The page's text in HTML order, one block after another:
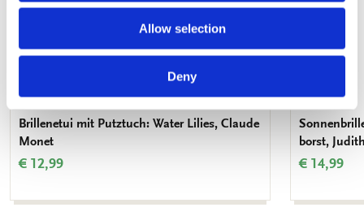
Allow selection
Deny
Brillenetui mit Putztuch: Water Lilies, Claude
Monet
€ 12,99
borst,
€ 14,99